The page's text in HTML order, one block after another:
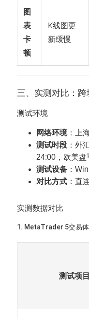
图
表
卡
顿
K线图更
新缓慢
三、实测对比：
测试环境
网络环境：上
测试时段 ：外
24:00，欧美盘
测试设备 ：
对比方式 ：直
实测数据对比
1. MetaTrader 5交易
测试项目